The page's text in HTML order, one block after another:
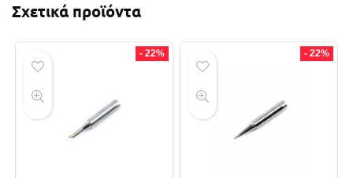
Σχετικά προϊόντα
- 22% - 22%